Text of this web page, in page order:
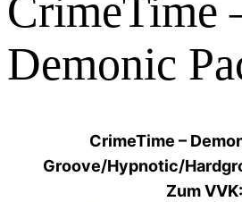
CrimeTime
Demonic
CrimeTime –
Groove/Hypnotic/
Zum VVK: